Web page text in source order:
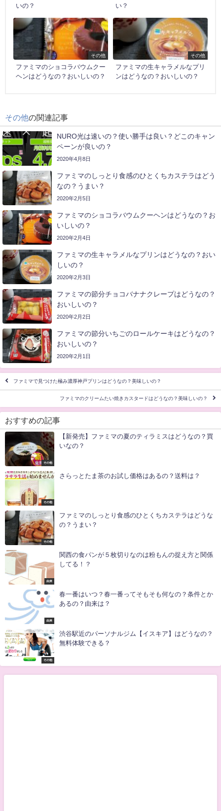
いの？
い？
その他
ファミマのショコラバウムクー
ヘンはどうなの？おいしいの？
その他
ファミマの生キャラメルなプリ
ンはどうなの？おいしいの？
その他の関連記事
NURO光は速いの？使い勝手は良い？どこのキャン
ペーンが良いの？
2020年4月8日
ファミマのしっとり食感のひとくちカステラはどう
なの？うまい？
2020年2月5日
ファミマのショコラバウムクーヘンはどうなの？お
いしいの？
2020年2月4日
ファミマの生キャラメルなプリンはどうなの？おい
しいの？
2020年2月3日
ファミマの節分チョコバナナクレープはどうなの？
おいしいの？
2020年2月2日
ファミマの節分いちごのロールケーキはどうなの？
おいしいの？
2020年2月1日
ファミマで見つけた極み濃厚神戸プリンはどうなの？美味しいの？
ファミマのクリームたい焼きカスタードはどうなの？美味しいの？
おすすめの記事
その他
【新発売】ファミマの夏のティラミスはどうなの？買
いなの？
その他
さらっとたま茶のお試し価格はあるの？送料は？
その他
ファミマのしっとり食感のひとくちカステラはどうな
の？うまい？
由来
関西の食パンが５枚切りなのは粉もんの捉え方と関係
してる！？
由来
春一番はいつ？春一番ってそもそも何なの？条件とか
あるの？由来は？
その他
渋谷駅近のパーソナルジム【イスキア】はどうなの？
無料体験できる？